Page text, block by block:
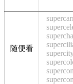
随便看